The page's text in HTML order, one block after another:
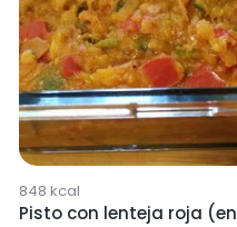
848 kcal
Pisto con lenteja roja (en